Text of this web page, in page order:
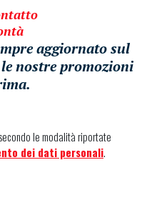
aggiornato sul
nostre promozioni
le modalità riportate
dei dati personali.